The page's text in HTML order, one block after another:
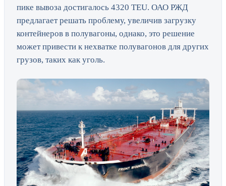
пике вывоза достигалось 4320 TEU. ОАО РЖД
предлагает решать проблему, увеличив загрузку
контейнеров в полувагоны, однако, это решение
может привести к нехватке полувагонов для других
грузов, таких как уголь.